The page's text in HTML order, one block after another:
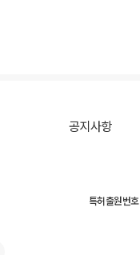
공지사항
특허출원번호